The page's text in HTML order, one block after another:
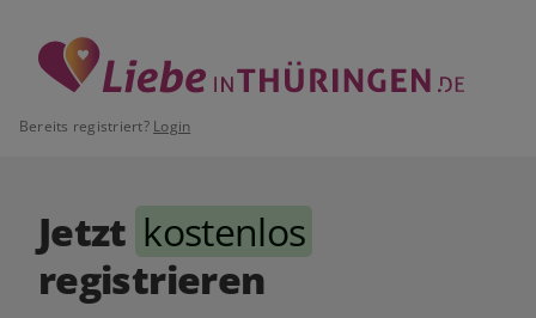
Bereits registriert? Login
Jetzt kostenlos
registrieren